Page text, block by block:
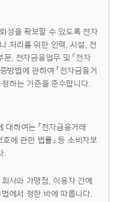
성을 확보할 수 있도록 전자
처리를 위한 인력, 시설, 전
, 전자금융업무 및 「전자
방법에 관하여 「전자금융거
하는 기준을 준수합니다.
하여는 「전자금융거래
호에 관한 법률」 등 소비자보
.
사와 가맹점, 이용자 간에
에서 정한 바에 따릅니다.